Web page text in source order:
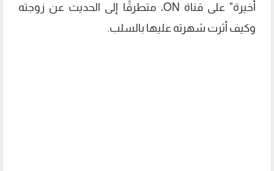
أخيرة" على قناة ON، متطرقًا إلى الحديث عن زوجته
وكيف أثرت شهرته عليها بالسلب.